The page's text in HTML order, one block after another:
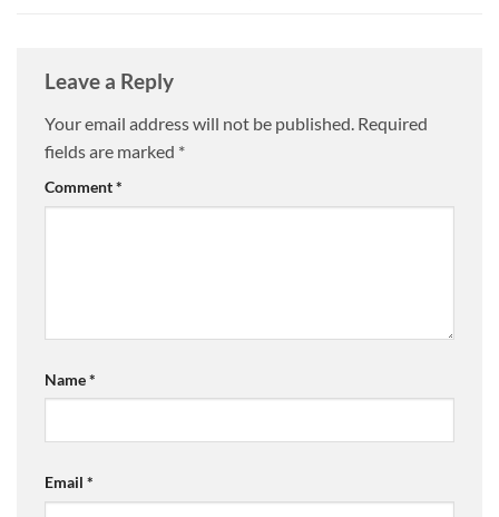
Leave a Reply
Your email address will not be published. Required
fields are marked *
Comment*
Name*
Email *